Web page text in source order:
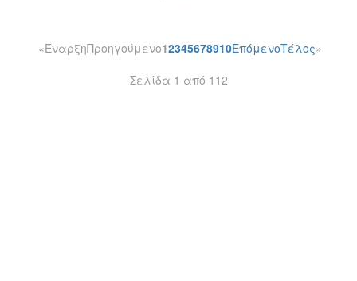
«ΈναρξηΠροηγούμενο12345678910ΕπόμενοΤέλος»
Σελίδα 1 από 112